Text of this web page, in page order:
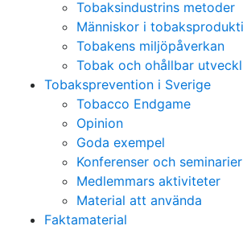
Tobaksindustrins metoder
Människor i
Tobakens miljöpåverkan
Tobak och ohållbar
Tobaksprevention i Sverige
Tobacco Endgame
Opinion
Goda exempel
Konferenser och seminarier
Medlemmars aktiviteter
Material att använda
Faktamaterial